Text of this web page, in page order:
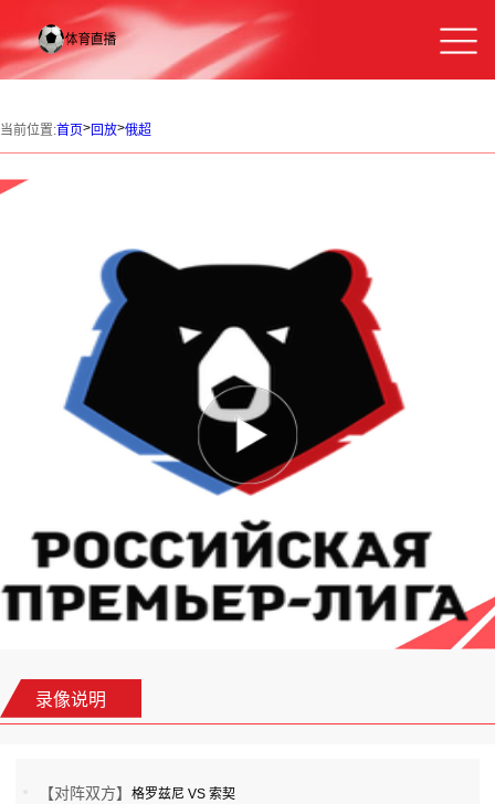
当前位置:首页>回放>俄超
录像说明
【对阵双方】格罗兹尼 VS 索契